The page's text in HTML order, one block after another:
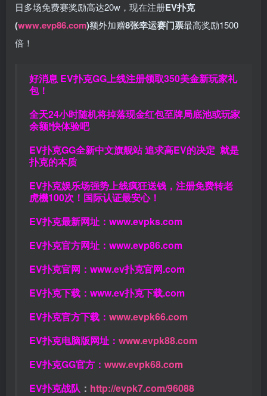
日多场免费赛奖励高达20w，现在注册EV扑克
(www.evp86.com)额外加赠8张幸运赛门票最高奖励1500
倍！
好消息 EV扑克GG上线注册领取350美金新玩家礼
包！
全天24小时随机将掉落现金红包至牌局底池或玩家
余额!快体验吧
EV扑克GG全新中文旗舰站追求高EV的决定 就是
扑克的本质
EV扑克娱乐场强势上线疯狂送钱，注册免费转老
虎機100次！国际认证最安心！
EV扑克最新网址： www.evpks.com
EV扑克官方网址： www.evp86.com
EV扑克官网： www.ev扑克官网.com
EV扑克下载： www.ev扑克下载.com
EV扑克官方下载： www.evpk66.com
EV扑克电脑版网址： www.evpk88.com
EV扑克GG官方： www.evpk68.com
EV扑克战队 ： http://evpk7.com/96088